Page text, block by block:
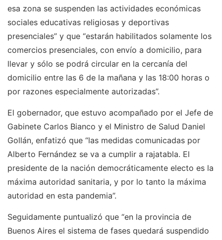
esa zona se suspenden las actividades económicas
sociales educativas religiosas y deportivas
presenciales” y que “estarán habilitados solamente los
comercios presenciales, con envío a domicilio, para
llevar y sólo se podrá circular en la cercanía del
domicilio entre las 6 de la mañana y las 18:00 horas o
por razones especialmente autorizadas”.
El gobernador, que estuvo acompañado por el Jefe de
Gabinete Carlos Bianco y el Ministro de Salud Daniel
Gollán, enfatizó que “las medidas comunicadas por
Alberto Fernández se va a cumplir a rajatabla. El
presidente de la nación democráticamente electo es la
máxima autoridad sanitaria, y por lo tanto la máxima
autoridad en esta pandemia”.
Seguidamente puntualizó que “en la provincia de
Buenos Aires el sistema de fases quedará suspendido